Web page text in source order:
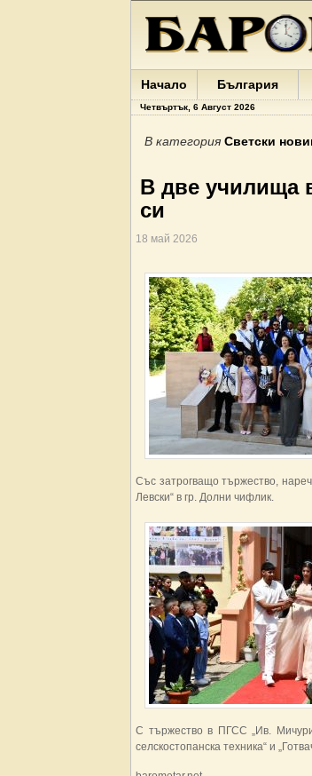
Начало България
Четвъртък, 6 Август 2026
В категория Светски
В две училища
си
18 май 2026
Със затрогващо тържество,
Левски“ в гр. Долни чифлик.
С тържество в ПГСС „Ив.
селскостопанска техника“ и